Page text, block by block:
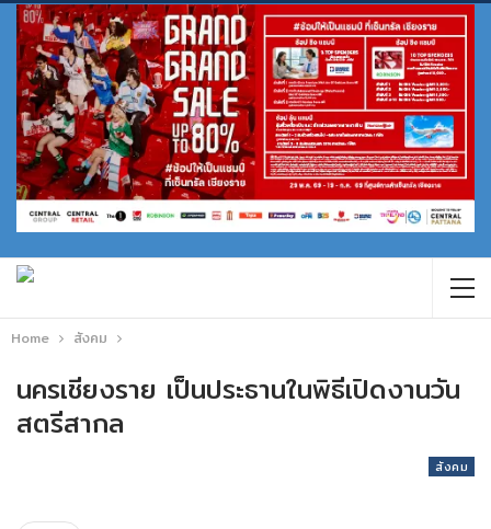
Home สังคม
นครเชียงราย เป็นประธานในพิธีเปิดงานวัน
สตรีสากล
สังคม